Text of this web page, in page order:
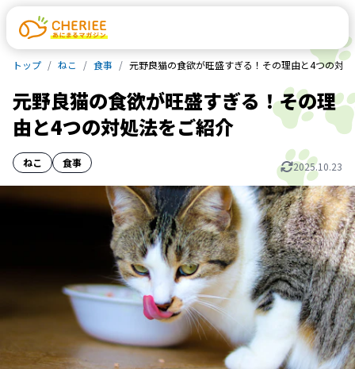
トップ ねこ 食事 元野良猫の食欲が旺盛すぎる！その理由と4つの対
元野良猫の食欲が旺盛すぎる！その理
由と4つの対処法をご紹介
ねこ 食事 2025.10.23